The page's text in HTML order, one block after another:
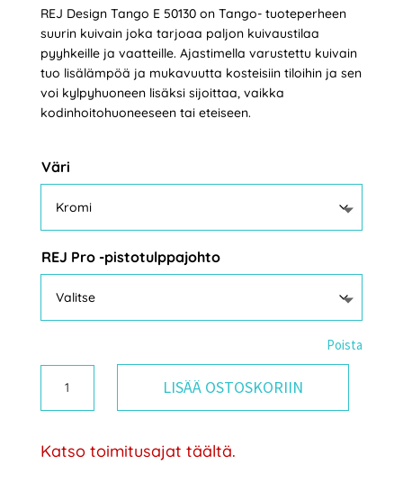
-
1222,00 €
REJ Design Tango E 50130 on Tango- tuoteperheen
suurin kuivain joka tarjoaa paljon kuivaustilaa
pyyhkeille ja vaatteille. Ajastimella varustettu kuivain
tuo lisälämpöä ja mukavuutta kosteisiin tiloihin ja sen
voi kylpyhuoneen lisäksi sijoittaa, vaikka
kodinhoitohuoneeseen tai eteiseen.
Väri
REJ Pro -pistotulppajohto
Poista
E
LISÄÄ OSTOSKORIIN
Katso toimitusajat täältä.